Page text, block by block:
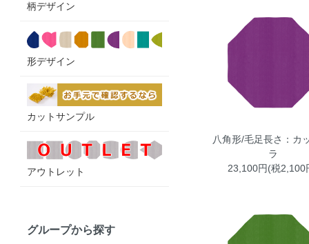
八角形/毛足長さ：カ
ラ
23,100円(税2,100
柄デザイン
形デザイン
カットサンプル
アウトレット
グループから探す